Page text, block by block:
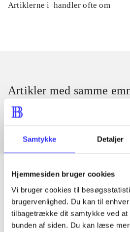
Samtykke Detaljer
Hjemmesiden bruger cookies
Vi bruger cookies til
brugervenlighed. Du kan til
tilbagetrække dit samtykke ved at
bunden af siden. Du kan læse
Artiklerne i handler ofte om
Artikler med samme
Fra
Artikler
Alle registrerede artikler fordelt